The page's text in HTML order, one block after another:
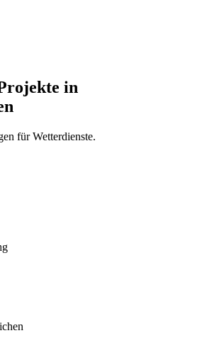
in
für Wetterdienste.